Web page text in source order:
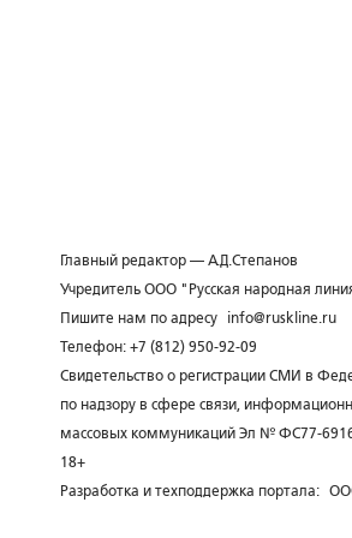
Главный редактор — А.Д.Степанов
Учредитель ООО "Русская народная
Пишите нам по адресу
info@ruskline.ru
Телефон: +7 (812) 950-92-09
Свидетельство о регистрации СМИ в
по надзору в сфере связи,
массовых коммуникаций Эл № ФС77-
18+
Разработка и техподдержка портала: